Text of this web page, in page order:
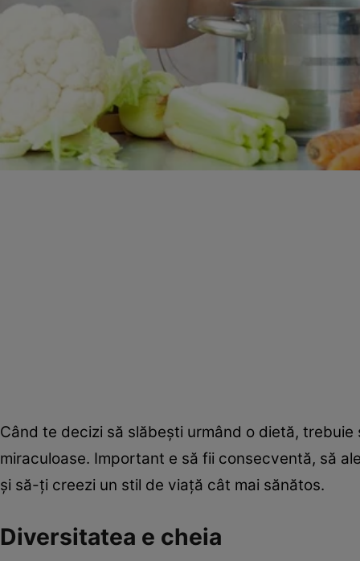
Când te decizi să slăbeşti urmând o dietă,
miraculoase. Important e să fii consecventă, să
şi să-ţi creezi un stil de viaţă cât mai sănătos.
Diversitatea e cheia